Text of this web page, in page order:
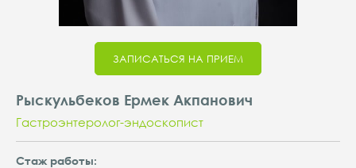
ЗАПИСАТЬСЯ НА ПРИЕМ
Рыскульбеков Ермек Акпанович
Гастроэнтеролог-эндоскопист
Cтаж работы: